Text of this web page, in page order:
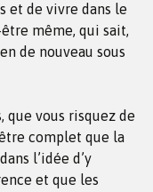
et de vivre dans le
même, qui sait,
de nouveau sous
que vous risquez de
complet que la
l’idée d’y
et que les